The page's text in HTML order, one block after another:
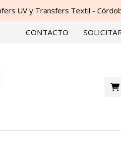
UV y Transfers Textil -
CONTACTO